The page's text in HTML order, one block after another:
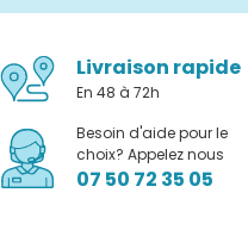
Livraison rapide
En 48 à 72h
Besoin d'aide pour le
choix? Appelez nous
07 50 72 35 05